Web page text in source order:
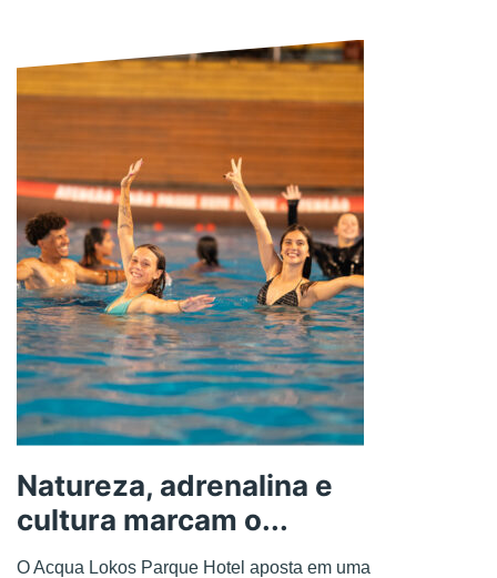
Natureza, adrenalina e
cultura marcam o...
O Acqua Lokos Parque Hotel aposta em uma